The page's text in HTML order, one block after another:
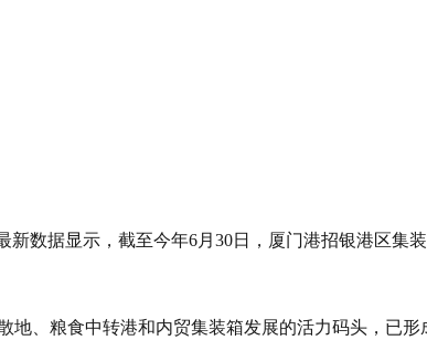
数据显示，截至今年6月30日，厦门港招银港区集
、粮食中转港和内贸集装箱发展的活力码头，已